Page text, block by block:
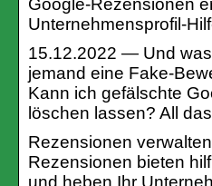
Google-Rezensionen
Unternehmensprofil-
15.12.2022 — Und
jemand eine Fake-
Kann ich gefälschte
löschen lassen? All
Rezensionen
Rezensionen bieten
und heben Ihr